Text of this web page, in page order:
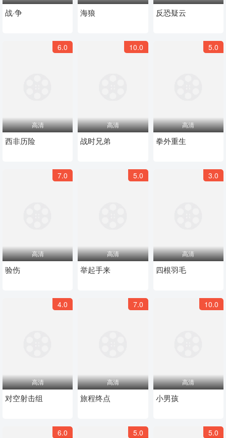
战·争 海狼 反恐疑云
6.0
高清
西非历险
10.0
高清
战时兄弟
5.0
高清
拳外重生
7.0
高清
验伤
5.0
高清
举起手来
3.0
高清
四根羽毛
4.0
高清
对空射击组
7.0
高清
旅程终点
10.0
高清
小男孩
6.0 5.0 5.0